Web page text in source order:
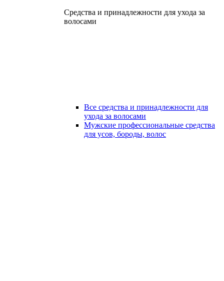
Средства и принадлежности для ухода за
волосами
Все средства и принадлежности для
ухода за волосами
Мужские профессиональные средства
для усов, бороды, волос